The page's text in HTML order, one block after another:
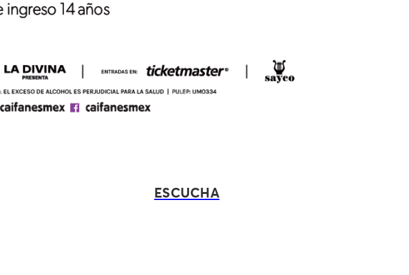
ESCUCHA